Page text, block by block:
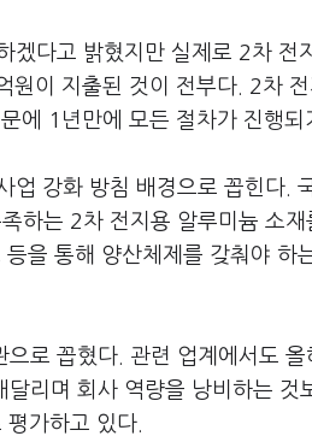
다고 밝혔지만 실제로 2차 전
이 지출된 것이 전부다. 2차
에 1년만에 모든 절차가 진행되
업 강화 방침 배경으로 꼽힌다.
하는 2차 전지용 알루미늄 소
을 통해 양산체제를 갖춰야 하
로 꼽혔다. 관련 업계에서도 올
리며 회사 역량을 낭비하는 것
가하고 있다.